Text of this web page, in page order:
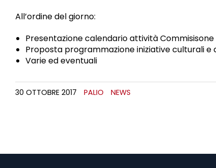
All’ordine del giorno:
Presentazione calendario attività Commisisone
Proposta programmazione iniziative culturali e
Varie ed eventuali
30 OTTOBRE 2017 PALIO NEWS